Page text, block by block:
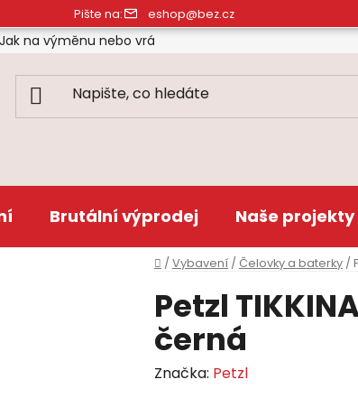
Pište na: eshop@bez.cz
Jak na výměnu nebo vrácení zboží
Brutální výprodej Naše projekty
Domů
/ Vybavení / Čelovky a baterky /
Petzl
černá
Značka: Petzl